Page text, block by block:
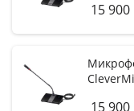
15 900
15 900